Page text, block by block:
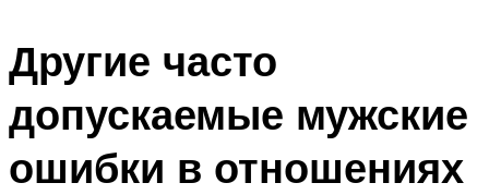
Другие часто
допускаемые мужские
ошибки в отношениях